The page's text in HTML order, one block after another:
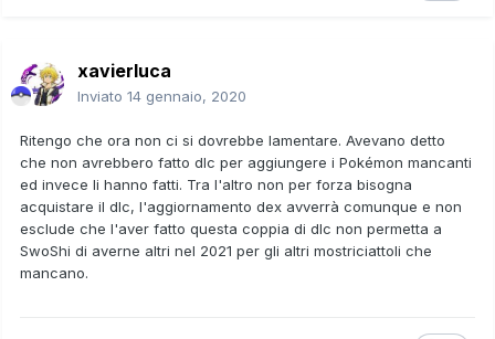
xavierluca
Inviato 14 gennaio, 2020
Ritengo che ora non ci si dovrebbe lamentare. Avevano detto
che non avrebbero fatto dlc per aggiungere i Pokémon mancanti
ed invece li hanno fatti. Tra l'altro non per forza bisogna
acquistare il dlc, l'aggiornamento dex avverrà comunque e non
esclude che l'aver fatto questa coppia di dlc non permetta a
SwoShi di averne altri nel 2021 per gli altri mostriciattoli che
mancano.